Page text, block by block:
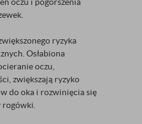
ryzyka
Osłabiona
oczu,
zwiększają ryzyko
do oka i rozwinięcia się
rogówki.